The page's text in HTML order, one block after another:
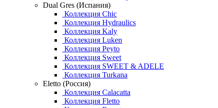
Dual Gres (Испания)
Коллекция Chic
Коллекция Hydraulics
Коллекция Kaly
Коллекция Luken
Коллекция Peyto
Коллекция Sweet
Коллекция SWEET & ADELE
Коллекция Turkana
Eletto (Россия)
Коллекция Calacatta
Коллекция Fletto